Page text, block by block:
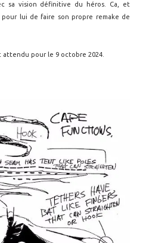
sa vision définitive du héros. Ca, et
lui de faire son propre remake de
attendu pour le 9 octobre 2024.